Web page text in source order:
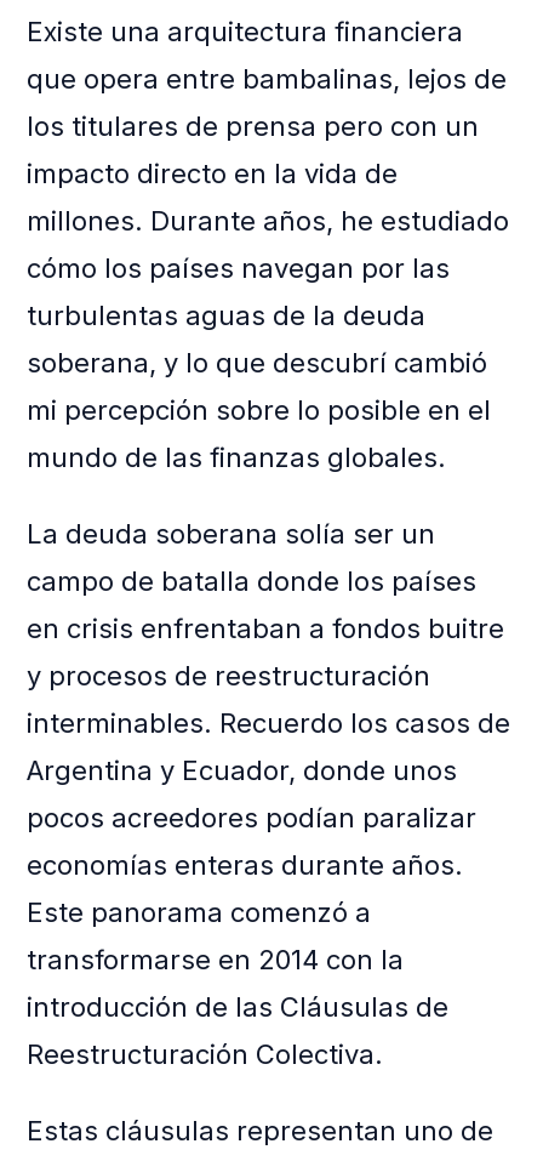
Existe una arquitectura financiera
que opera entre bambalinas, lejos de
los titulares de prensa pero con un
impacto directo en la vida de
millones. Durante años, he estudiado
cómo los países navegan por las
turbulentas aguas de la deuda
soberana, y lo que descubrí cambió
mi percepción sobre lo posible en el
mundo de las finanzas globales.
La deuda soberana solía ser un
campo de batalla donde los países
en crisis enfrentaban a fondos buitre
y procesos de reestructuración
interminables. Recuerdo los casos de
Argentina y Ecuador, donde unos
pocos acreedores podían paralizar
economías enteras durante años.
Este panorama comenzó a
transformarse en 2014 con la
introducción de las Cláusulas de
Reestructuración Colectiva.
Estas cláusulas representan uno de